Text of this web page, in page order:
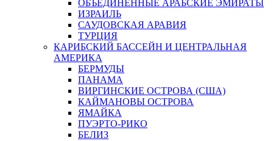
ОБЪЕДИНЕННЫЕ АРАБСКИЕ ЭМИРАТЫ
ИЗРАИЛЬ
САУДОВСКАЯ АРАВИЯ
ТУРЦИЯ
КАРИБСКИЙ БАССЕЙН И ЦЕНТРАЛЬНАЯ
АМЕРИКА
БЕРМУДЫ
ПАНАМА
ВИРГИНСКИЕ ОСТРОВА (США)
КАЙМАНОВЫ ОСТРОВА
ЯМАЙКА
ПУЭРТО-РИКО
БЕЛИЗ